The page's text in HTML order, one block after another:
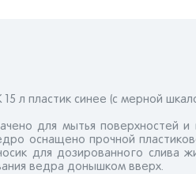
15 л пластик синее (с мерной
для мытья поверхностей
оснащено прочной
для дозированного слива
ведра донышком вверх.